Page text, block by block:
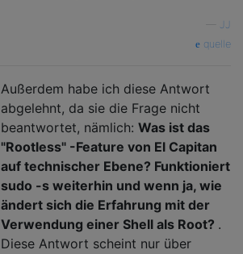
JJ
quelle
Außerdem habe ich diese Antwort
abgelehnt, da sie die Frage nicht
beantwortet, nämlich: Was ist das
"Rootless" -Feature von El Capitan
auf technischer Ebene? Funktioniert
sudo -s weiterhin und wenn ja, wie
ändert sich die Erfahrung mit der
Verwendung einer Shell als Root? .
Diese Antwort scheint nur über